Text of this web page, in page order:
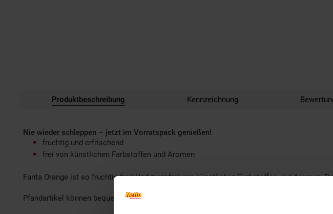
Produktbeschreibung Kennzeichnung
Nie wieder schleppen – jetzt im Vorratspack genießen!
fruchtig und erfrischend
frei von künstlichen Farbstoffen und Aromen
Fanta Orange ist so fruchtig frei! Und zwar frei von künstlichen Farbstoffen und Aromen.
Pfandartikel können bequem und einfach in einer Filiale von Netto Marken-Discount